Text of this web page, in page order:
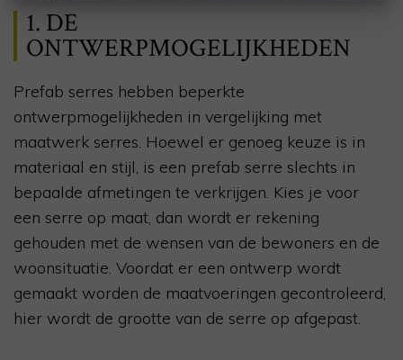
1. DE
ONTWERPMOGELIJKHEDEN
Prefab serres hebben beperkte
ontwerpmogelijkheden in vergelijking met
maatwerk serres. Hoewel er genoeg keuze is in
materiaal en stijl, is een prefab serre slechts in
bepaalde afmetingen te verkrijgen. Kies je voor
een serre op maat, dan wordt er rekening
gehouden met de wensen van de bewoners en de
woonsituatie. Voordat er een ontwerp wordt
gemaakt worden de maatvoeringen gecontroleerd,
hier wordt de grootte van de serre op afgepast.